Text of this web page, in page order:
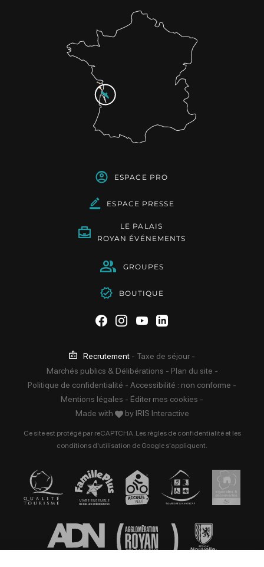
ESPACE PRO
ESPACE PRESSE
LE PALAIS
ROYAN ÉVÉNEMENTS
GROUPES
BOUTIQUE
Suivez-nous sur Facebook
Suivez-nous sur
Suivez-nous sur
Suivez-nous sur
Recrutement - Taxe de séjour -
Marchés publics & Délibérations - Plan du site -
Politique de confidentialité - Accessibilité : non conforme -
Mentions légales - Éditer mes cookies -
Made with
by IRIS Interactive
Ce site est protégé par reCAPTCHA. Les règles de confidentialitéet les
conditions d'utilisation de Google s'appliquent.